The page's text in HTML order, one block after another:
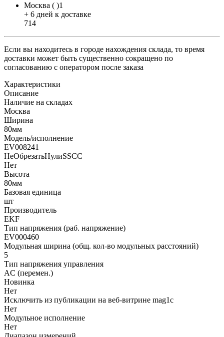
Москва ( )1
+ 6 дней к доставке
714
Если вы находитесь в городе нахождения склада, то время
доставки может быть существенно сокращено по
согласованию с оператором после заказа
Характеристики
Описание
Наличие на складах
Москва
Ширина
80мм
Модель/исполнение
EV008241
НеОбрезатьНулиSSCC
Нет
Высота
80мм
Базовая единица
шт
Производитель
EKF
Тип напряжения (раб. напряжение)
EV000460
Модульная ширина (общ. кол-во модульных расстояний)
5
Тип напряжения управления
AC (перемен.)
Новинка
Нет
Исключить из публикации на веб-витрине mag1c
Нет
Модульное исполнение
Нет